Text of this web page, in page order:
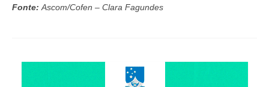
Fonte: Ascom/Cofen – Clara Fagundes